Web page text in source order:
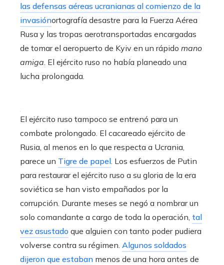
las defensas aéreas ucranianas al comienzo de la
invasiónortografía desastre para la Fuerza Aérea
Rusa y las tropas aerotransportadas encargadas
de tomar el aeropuerto de Kyiv en un rápido mano
amiga. El ejército ruso no había planeado una
lucha prolongada.
El ejército ruso tampoco se entrenó para un
combate prolongado. El cacareado ejército de
Rusia, al menos en lo que respecta a Ucrania,
parece un Tigre de papel. Los esfuerzos de Putin
para restaurar el ejército ruso a su gloria de la era
soviética se han visto empañados por la
corrupción. Durante meses se negó a nombrar un
solo comandante a cargo de toda la operación, tal
vez asustado que alguien con tanto poder pudiera
volverse contra su régimen. Algunos soldados
dijeron que estaban menos de una hora antes de